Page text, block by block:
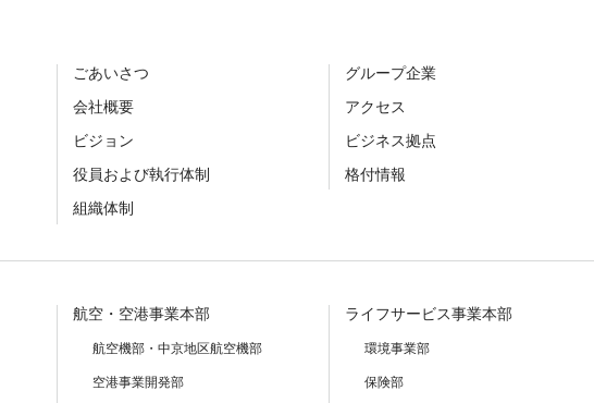
ごあいさつ
会社概要
ビジョン
役員および執行体制
組織体制
グループ企業
アクセス
ビジネス拠点
格付情報
航空・空港事業本部
航空機部・中京地区航空機部
空港事業開発部
ライフサービス事業本部
環境事業部
保険部